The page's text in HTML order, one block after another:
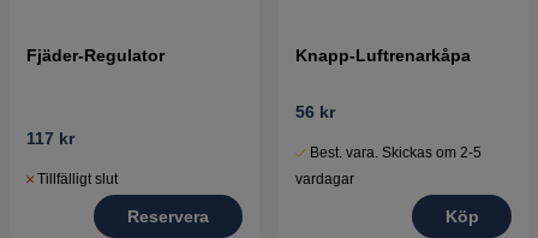
Fjäder-Regulator
117 kr
Tillfälligt slut
Reservera
Knapp-Luftrenarkåpa
56 kr
Best. vara. Skickas om 2-5
vardagar
Köp